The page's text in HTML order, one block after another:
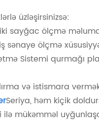
üzləşirsinizsə:
sayğac ölçmə
sənaye ölçmə
Sistemi qurmağı
və istismara
Seriya, həm kiçik
mükəmməl